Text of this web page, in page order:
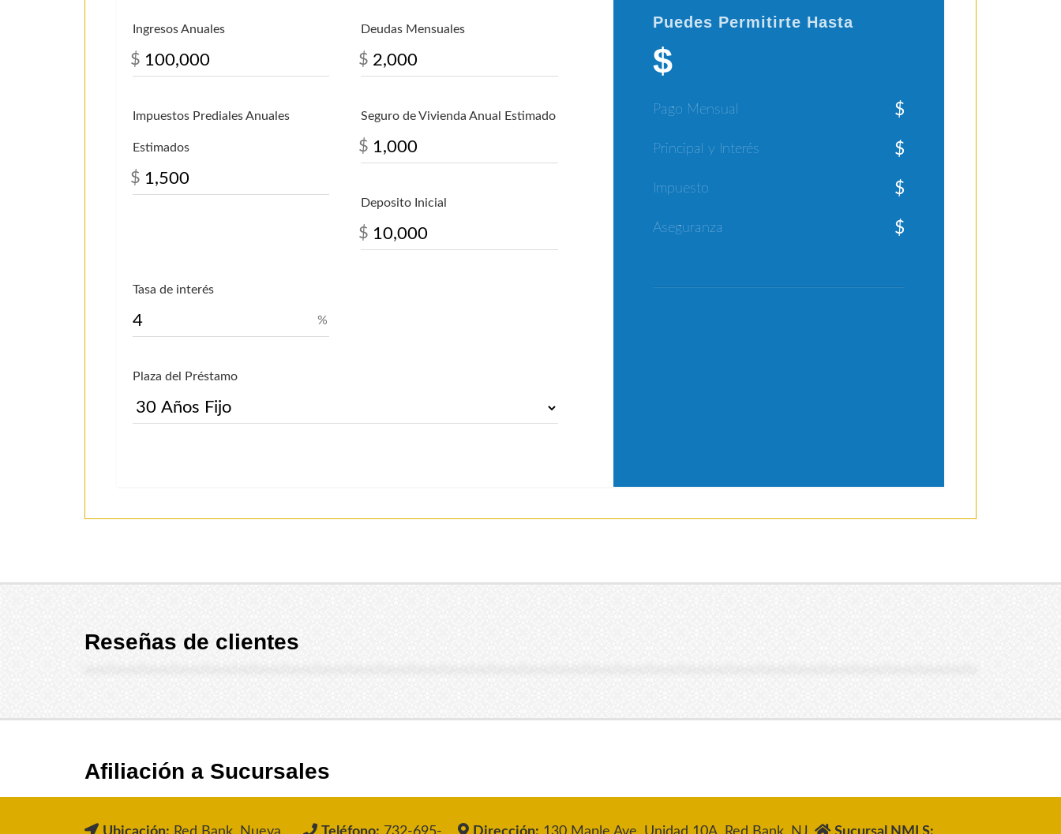
Ingresos Anuales
$
Deudas Mensuales
$
Impuestos Prediales Anuales
Estimados
$
Seguro de Vivienda Anual Estimado
$
Deposito Inicial
$
Tasa de interés
%
Plaza del Préstamo
Puedes Permitirte Hasta
$
Pago Mensual $
Principal y Interés $
Impuesto $
Aseguranza $
Reseñas de clientes
Afiliación a Sucursales